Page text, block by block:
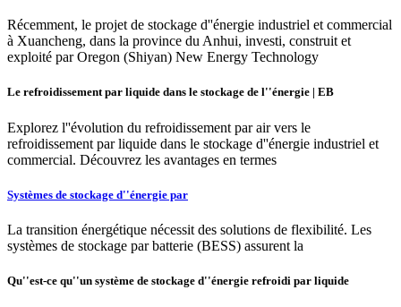
Récemment, le projet de stockage d''énergie industriel et commercial
à Xuancheng, dans la province du Anhui, investi, construit et
exploité par Oregon (Shiyan) New Energy Technology
Le refroidissement par liquide dans le stockage de l''énergie | EB
Explorez l''évolution du refroidissement par air vers le
refroidissement par liquide dans le stockage d''énergie industriel et
commercial. Découvrez les avantages en termes
Systèmes de stockage d''énergie par
La transition énergétique nécessit des solutions de flexibilité. Les
systèmes de stockage par batterie (BESS) assurent la
Qu''est-ce qu''un système de stockage d''énergie refroidi par liquide